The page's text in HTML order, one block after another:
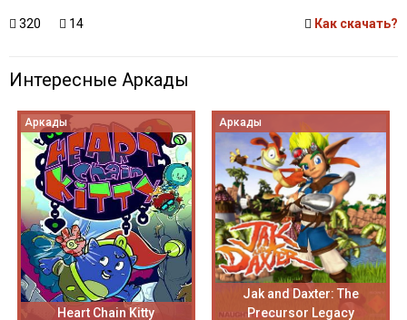
320 14 Как скачать?
Интересные Аркады
Аркады
Heart Chain Kitty
Аркады
Jak and Daxter: The
Precursor Legacy